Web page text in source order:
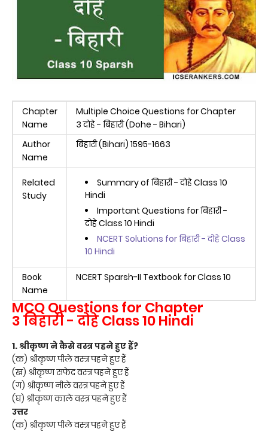
Chapter
Name
Multiple Choice Questions for Chapter
3 दोहे - बिहारी (Dohe - Bihari)
Author
Name
बिहारी (Bihari) 1595-1663
Related
Study
Summary of बिहारी - दोहे Class 10
Hindi
Important Questions for बिहारी -
दोहे Class 10 Hindi
NCERT Solutions for बिहारी - दोहे Class
10 Hindi
Book
Name
NCERT Sparsh-II Textbook for Class 10
MCQ Questions for Chapter
3बिहारी - दोहे Class 10 Hindi
1. श्रीकृष्ण ने कैसे वस्त्र पहने हुए हैं?
(क) श्रीकृष्ण पीले वस्त्र पहने हुए हैं
(ख) श्रीकृष्ण सफेद वस्त्र पहने हुए हैं
(ग) श्रीकृष्ण नीले वस्त्र पहने हुए हैं
(घ) श्रीकृष्ण काले वस्त्र पहने हुए हैं
उत्तर
(क) श्रीकृष्ण पीले वस्त्र पहने हुए हैं